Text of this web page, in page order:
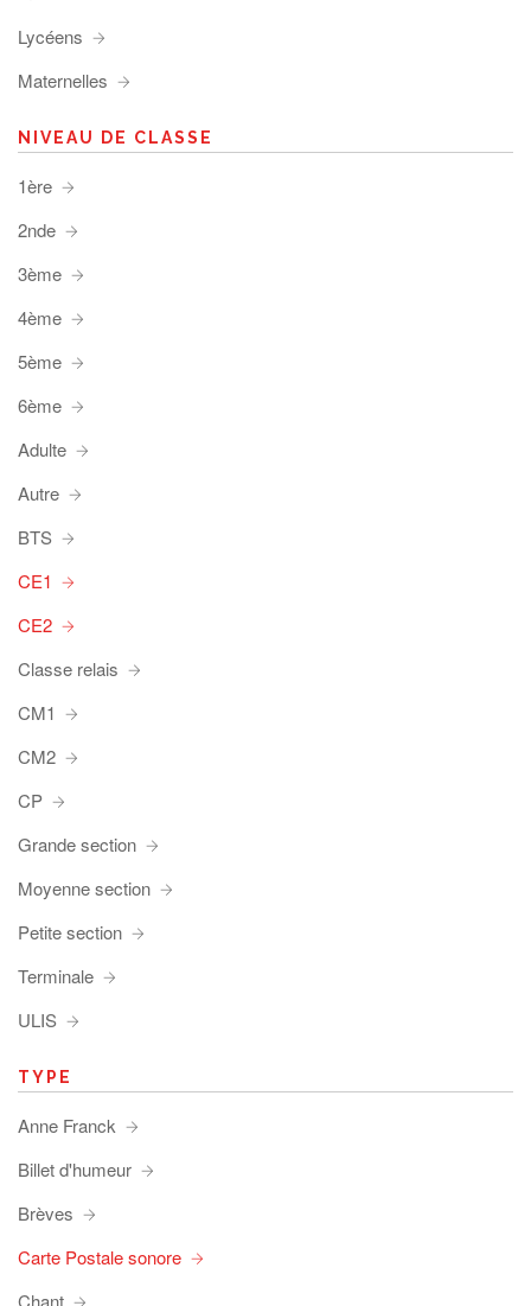
Lycéens
Maternelles
NIVEAU DE CLASSE
1ère
2nde
3ème
4ème
5ème
6ème
Adulte
Autre
BTS
CE1
CE2
Classe relais
CM1
CM2
CP
Grande section
Moyenne section
Petite section
Terminale
ULIS
TYPE
Anne Franck
Billet d'humeur
Brèves
Carte Postale sonore
Chant